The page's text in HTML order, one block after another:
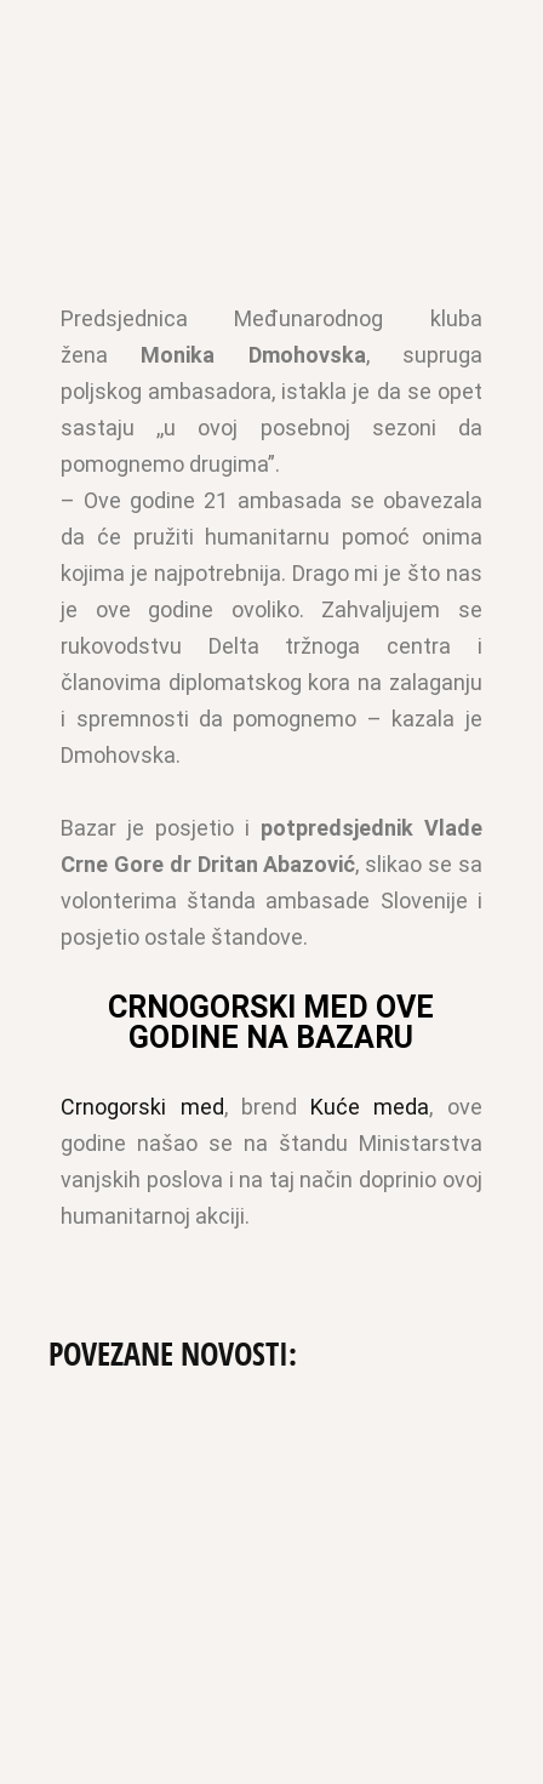
Predsjednica Međunarodnog kluba
žena Monika Dmohovska, supruga
poljskog ambasadora, istakla je da se opet
sastaju ,,u ovoj posebnoj sezoni da
pomognemo drugima”.
– Ove godine 21 ambasada se obavezala
da će pružiti humanitarnu pomoć onima
kojima je najpotrebnija. Drago mi je što nas
je ove godine ovoliko. Zahvaljujem se
rukovodstvu Delta tržnoga centra i
članovima diplomatskog kora na zalaganju
i spremnosti da pomognemo – kazala je
Dmohovska.
Bazar je posjetio i potpredsjednik Vlade
Crne Gore dr Dritan Abazović, slikao se sa
volonterima štanda ambasade Slovenije i
posjetio ostale štandove.
CRNOGORSKI MED OVE
GODINE NA BAZARU
Crnogorski med, brend Kuće meda, ove
godine našao se na štandu Ministarstva
vanjskih poslova i na taj način doprinio ovoj
humanitarnoj akciji.
POVEZANE NOVOSTI: